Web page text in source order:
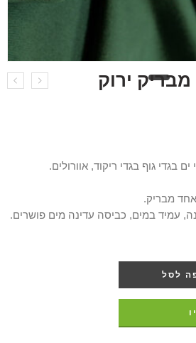
ירוק
בגדי גוף בגדי ריקוד, אוורולים.
מבריק.
עמיד במים, כביסה עדינה מים פושרים.
לסל